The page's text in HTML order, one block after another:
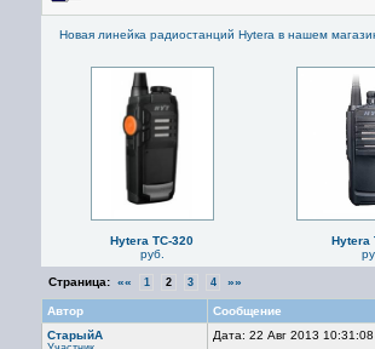
Новая линейка радиостанций Hytera в нашем
Hytera TC-320
руб.
Hytera
Страница: «« 1 2 3 4 »»
Автор
Сообщение
СтарыйА
Дата: 22 Авг 2013 10:31:08